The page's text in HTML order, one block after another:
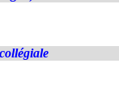
collégiale